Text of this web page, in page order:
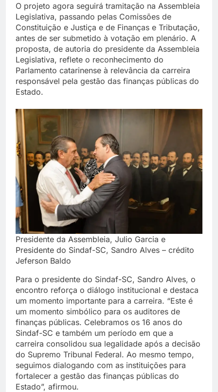
O projeto agora seguirá tramitação na Assembleia
Legislativa, passando pelas Comissões de
Constituição e Justiça e de Finanças e Tributação,
antes de ser submetido à votação em plenário. A
proposta, de autoria do presidente da Assembleia
Legislativa, reflete o reconhecimento do
Parlamento catarinense à relevância da carreira
responsável pela gestão das finanças públicas do
Estado.
Presidente da Assembleia, Julio Garcia e
Presidente do Sindaf-SC, Sandro Alves – crédito
Jeferson Baldo
Para o presidente do Sindaf-SC, Sandro Alves, o
encontro reforça o diálogo institucional e destaca
um momento importante para a carreira. “Este é
um momento simbólico para os auditores de
finanças públicas. Celebramos os 16 anos do
Sindaf-SC e também um período em que a
carreira consolidou sua legalidade após a decisão
do Supremo Tribunal Federal. Ao mesmo tempo,
seguimos dialogando com as instituições para
fortalecer a gestão das finanças públicas do
Estado”, afirmou.